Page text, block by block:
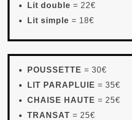
Lit double = 22€
Lit simple = 18€
POUSSETTE = 30€
LIT PARAPLUIE = 35€
CHAISE HAUTE = 25€
TRANSAT = 25€